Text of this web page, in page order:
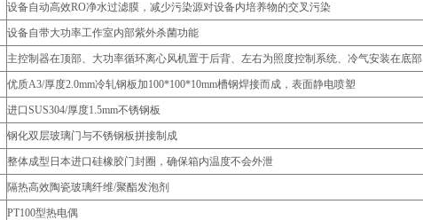
设备自动高效RO净水过滤膜，减少污染源对设备内培养物的交叉污染
设备自带大功率工作室内部紫外杀菌功能
主控制器在顶部、大功率循环离心风机置于后背、左右为照度控制系统、冷气安装在底部
优质A3/厚度2.0mm冷轧钢板加100*100*10mm槽钢焊接而成，表面静电喷塑
进口SUS304/厚度1.5mm不锈钢板
钢化双层玻璃门与不锈钢板拼接制成
整体成型日本进口硅橡胶门封圈，确保箱内温度不会外泄
隔热高效陶瓷玻璃纤维/聚酯发泡剂
PT100型热电偶